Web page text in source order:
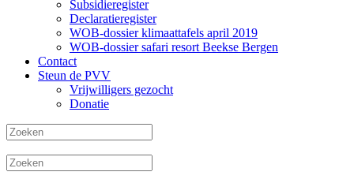
Subsidieregister
Declaratieregister
WOB-dossier klimaattafels april 2019
WOB-dossier safari resort Beekse Bergen
Contact
Steun de PVV
Vrijwilligers gezocht
Donatie